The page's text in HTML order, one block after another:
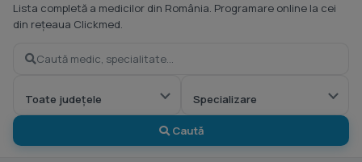
Lista completă a medicilor din România. Programare online la cei
din rețeaua Clickmed.
Caută